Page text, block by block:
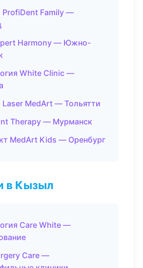
Family —
Harmony — Южно-
White Clinic —
MedArt — Тольятти
Therapy — Мурманск
MedArt Kids — Оренбург
в Кызыл
Care White —
Care —